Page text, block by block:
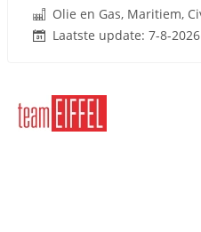
Laatste update: 7-8-2026